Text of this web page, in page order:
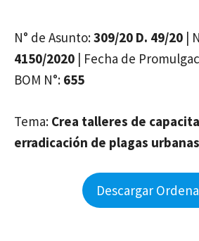
N° de Asunto:309/20 D. 49/20 |
4150/2020 | Fecha de
BOM N°: 655
Tema: Crea talleres de
erradicación de plagas
Descargar